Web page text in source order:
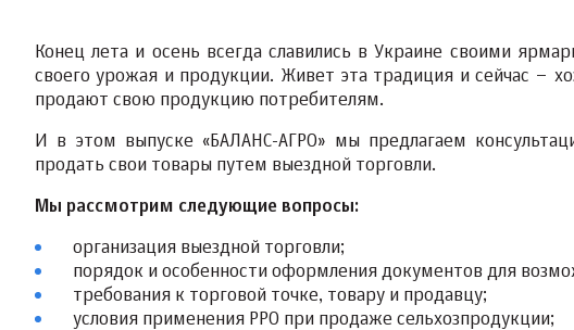
Конец лета и осень всегда славились в Украине своими
своего урожая и продукции. Живет эта традиция и сейчас –
продают свою продукцию потребителям.
И в этом выпуске «БАЛАНС-АГРО» мы предлагаем
продать свои товары путем выездной торговли.
Мы рассмотрим следующие вопросы:
организация выездной торговли;
порядок и особенности оформления документов для
требования к торговой точке, товару и продавцу;
условия применения РРО при продаже сельхозпродукции;